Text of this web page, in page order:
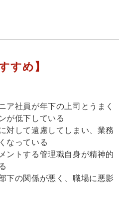
すめ】
ア社員が年下の上司とうまく
が低下している
対して遠慮してしまい、業務
なっている
ントする管理職自身が精神的
下の関係が悪く、職場に悪影